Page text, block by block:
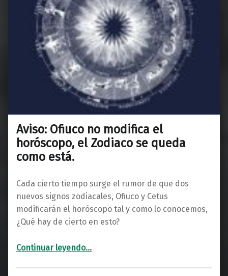
Aviso: Ofiuco no modifica el
horóscopo, el Zodiaco se queda
como está.
Cada cierto tiempo surge el rumor de que dos
nuevos signos zodiacales, Ofiuco y Cetus
modificarán el horóscopo tal y como lo conocemos,
¿Qué hay de cierto en esto?
Continuar leyendo“Aviso: Ofiuco no modifica el horóscopo, el Zodiaco se queda como está.”
…